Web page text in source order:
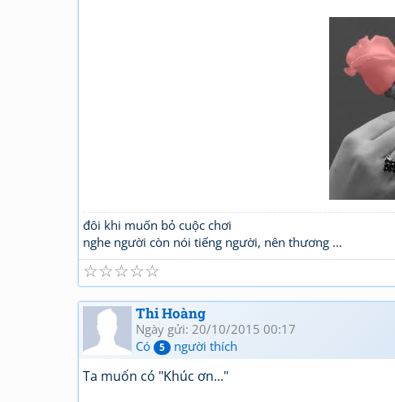
đôi khi muốn bỏ cuộc chơi
nghe người còn nói tiếng người, nên thương ...
☆
☆
☆
☆
☆
Thi Hoàng
Ngày gửi: 20/10/2015 00:17
Có
5 người thích
Ta muốn có "Khúc ơn..."